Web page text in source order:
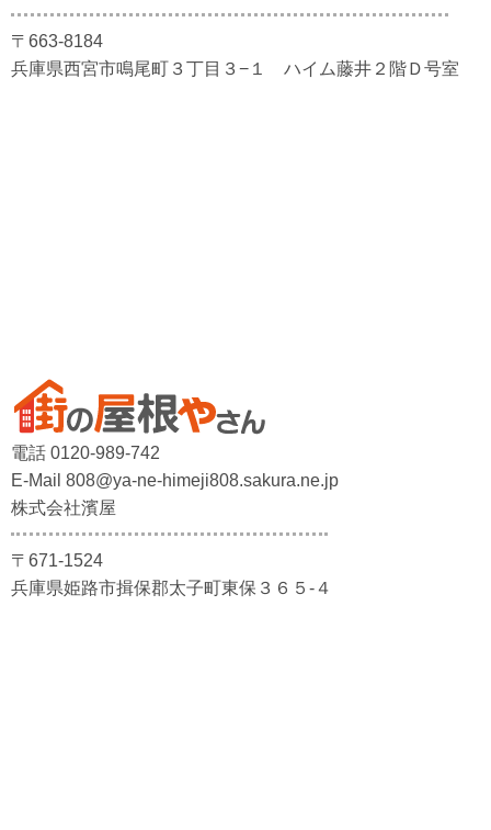
〒663-8184
兵庫県西宮市鳴尾町３丁目３−１ ハイム藤井２階Ｄ号室
電話 0120-989-742
E-Mail 808@ya-ne-himeji808.sakura.ne.jp
株式会社濱屋
〒671-1524
兵庫県姫路市揖保郡太子町東保３６５-４